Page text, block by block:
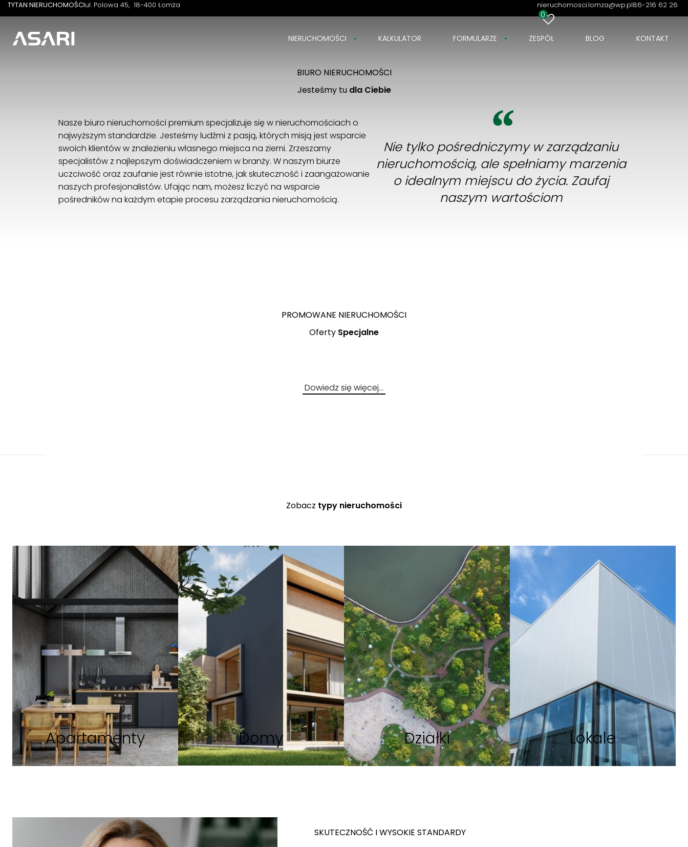
TYTAN NIERUCHOMOŚCIul. Polowa 45 18-400 Łomża nieruchomosci.lomza@wp.pl86-216 62 26
0
NIERUCHOMOŚCI KALKULATOR FORMULARZE ZESPÓŁ BLOG KONTAKT
Z nami znajdziesz swoją nieruchomość
BIURO NIERUCHOMOŚCI
Jesteśmy tu dla Ciebie
Nasze biuro nieruchomości premium specjalizuje się w nieruchomościach o
najwyższym standardzie. Jesteśmy ludźmi z pasją, których misją jest wsparcie
swoich klientów w znalezieniu własnego miejsca na ziemi. Zrzeszamy
specjalistów z najlepszym doświadczeniem w branży. W naszym biurze
uczciwość oraz zaufanie jest równie istotne, jak skuteczność i zaangażowanie
naszych profesjonalistów. Ufając nam, możesz liczyć na wsparcie
pośredników na każdym etapie procesu zarządzania nieruchomością.
Nie tylko pośredniczymy w zarządzaniu
nieruchomością, ale spełniamy marzenia
o idealnym miejscu do życia. Zaufaj
naszym wartościom
PROMOWANE NIERUCHOMOŚCI
Oferty Specjalne
Dowiedz się więcej…
Zobacz typy nieruchomości
Apartamenty Domy Działki Lokale
SKUTECZNOŚĆ I WYSOKIE STANDARDY